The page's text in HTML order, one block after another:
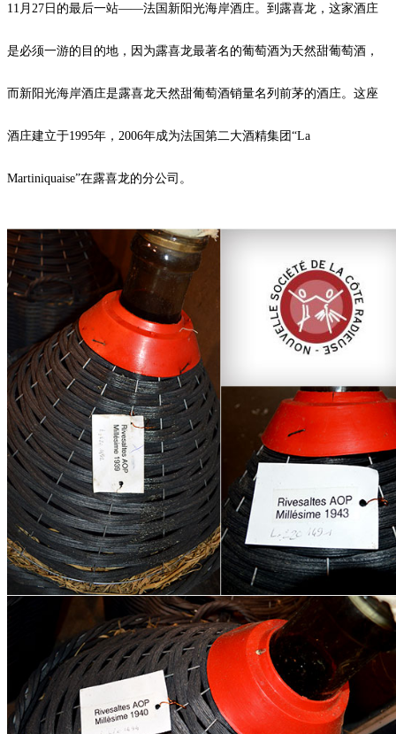
11月27日的最后一站——法国新阳光海岸酒庄。到露喜龙，这家酒庄
是必须一游的目的地，因为露喜龙最著名的葡萄酒为天然甜葡萄酒，
而新阳光海岸酒庄是露喜龙天然甜葡萄酒销量名列前茅的酒庄。这座
酒庄建立于1995年，2006年成为法国第二大酒精集团“La
Martiniquaise”在露喜龙的分公司。